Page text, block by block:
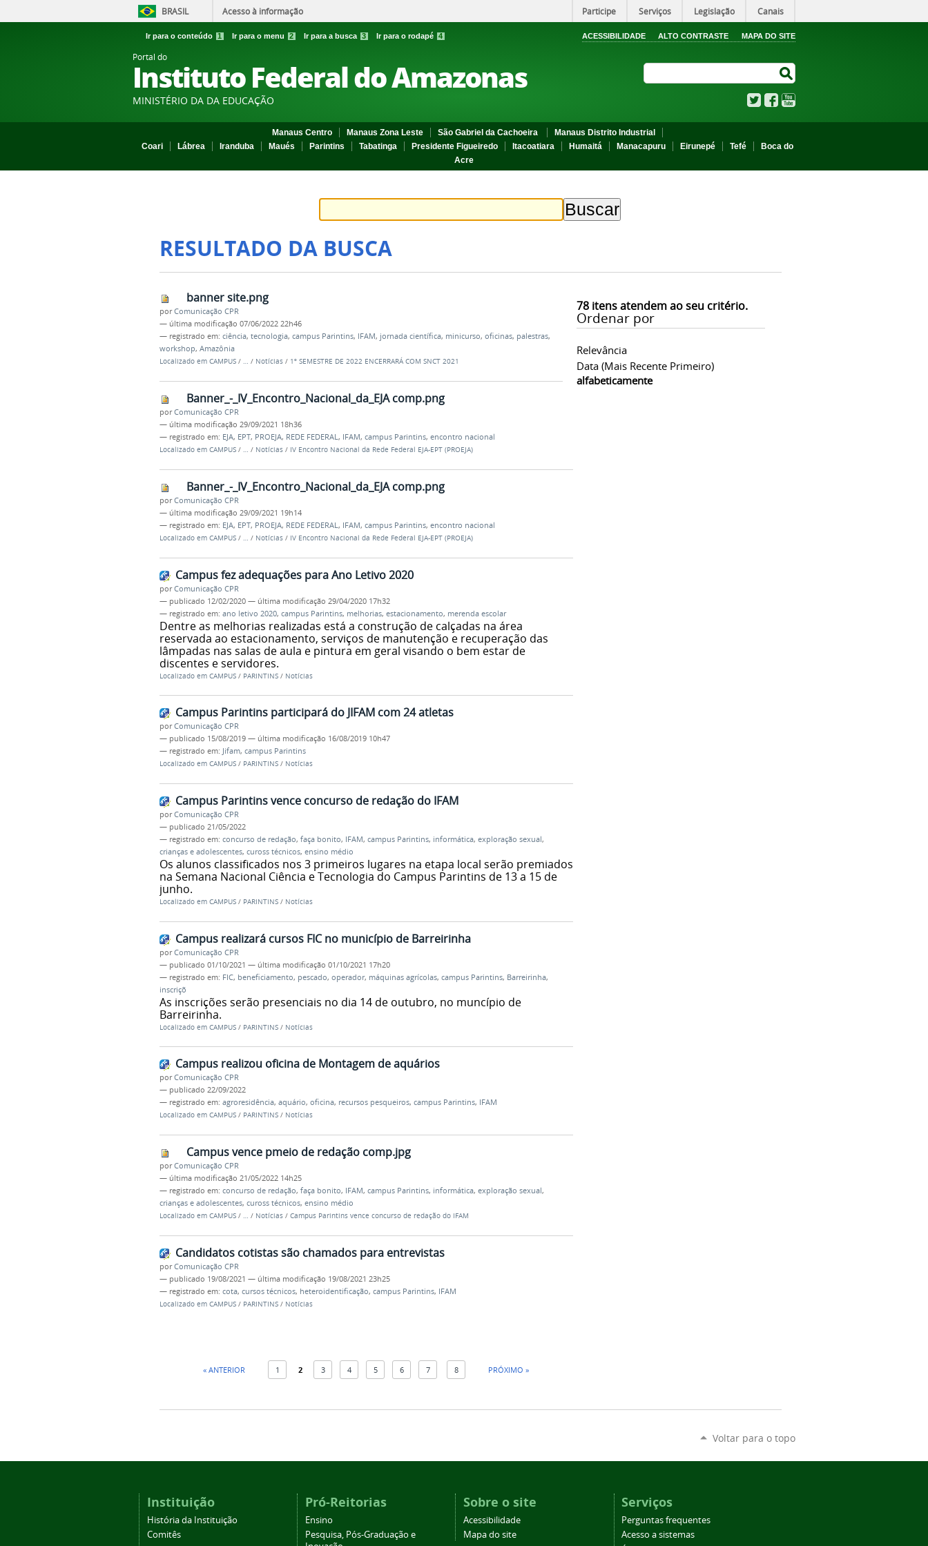
BRASIL Acesso à informação Participe Serviços Legislação Canais
Ir para o conteúdo 1 Ir para o menu 2 Ir para a busca 3 Ir para o rodapé 4 ACESSIBILIDADE ALTO CONTRASTE MAPA DO SITE
Portal do
Instituto Federal do Amazonas
MINISTÉRIO DA DA EDUCAÇÃO TwitterFacebook
Manaus Centro Manaus Zona Leste São Gabriel da Cachoeira
Manaus Distrito Industrial
Coari
Lábrea Iranduba Maués Parintins Tabatinga Presidente Figueiredo Itacoatiara Humaitá Manacapuru Eirunepé Tefé
Boca do
Acre
RESULTADO DA BUSCA
78itens atendem ao seu critério.
Ordenar por
Relevância
Data (mais Recente Primeiro)
alfabeticamente
banner site.png
porComunicação CPR
— última modificação 07/06/2022 22h46
— registrado em: ciência, tecnologia, campus Parintins, IFAM, jornada científica, minicurso, oficinas, palestras,
workshop, Amazônia
Localizado em CAMPUS / … / Notícias / 1º SEMESTRE DE 2022 ENCERRARÁ COM SNCT 2021
Banner_-_IV_Encontro_Nacional_da_EJA comp.png
porComunicação CPR
— última modificação 29/09/2021 18h36
— registrado em: EJA, EPT, PROEJA, REDE FEDERAL, IFAM, campus Parintins, encontro nacional
Localizado em CAMPUS / … / Notícias / IV Encontro Nacional da Rede Federal EJA-EPT (PROEJA)
Banner_-_IV_Encontro_Nacional_da_EJA comp.png
porComunicação CPR
— última modificação 29/09/2021 19h14
— registrado em: EJA, EPT, PROEJA, REDE FEDERAL, IFAM, campus Parintins, encontro nacional
Localizado em CAMPUS / … / Notícias / IV Encontro Nacional da Rede Federal EJA-EPT (PROEJA)
Campus fez adequações para Ano Letivo 2020
porComunicação CPR
— publicado 12/02/2020 — última modificação 29/04/2020 17h32
— registrado em: ano letivo 2020, campus Parintins, melhorias, estacionamento, merenda escolar
Dentre as melhorias realizadas está a construção de calçadas na área
reservada ao estacionamento, serviços de manutenção e recuperação das
lâmpadas nas salas de aula e pintura em geral visando o bem estar de
discentes e servidores.
Localizado em CAMPUS / PARINTINS / Notícias
Campus Parintins participará do JIFAM com 24 atletas
porComunicação CPR
— publicado 15/08/2019 — última modificação 16/08/2019 10h47
— registrado em: Jifam, campus Parintins
Localizado em CAMPUS / PARINTINS / Notícias
Campus Parintins vence concurso de redação do IFAM
porComunicação CPR
— publicado 21/05/2022
— registrado em: concurso de redação, faça bonito, IFAM, campus Parintins, informática, exploração sexual,
crianças e adolescentes, cuross técnicos, ensino médio
Os alunos classificados nos 3 primeiros lugares na etapa local serão premiados
na Semana Nacional Ciência e Tecnologia do Campus Parintins de 13 a 15 de
junho.
Localizado em CAMPUS / PARINTINS / Notícias
Campus realizará cursos FIC no município de Barreirinha
porComunicação CPR
— publicado 01/10/2021 — última modificação 01/10/2021 17h20
— registrado em: FIC, beneficiamento, pescado, operador, máquinas agrícolas, campus Parintins, Barreirinha,
inscriçõ
As inscrições serão presenciais no dia 14 de outubro, no muncípio de
Barreirinha.
Localizado em CAMPUS / PARINTINS / Notícias
Campus realizou oficina de Montagem de aquários
porComunicação CPR
— publicado 22/09/2022
— registrado em: agroresidência, aquário, oficina, recursos pesqueiros, campus Parintins, IFAM
Localizado em CAMPUS / PARINTINS / Notícias
Campus vence pmeio de redação comp.jpg
porComunicação CPR
— última modificação 21/05/2022 14h25
— registrado em: concurso de redação, faça bonito, IFAM, campus Parintins, informática, exploração sexual,
crianças e adolescentes, cuross técnicos, ensino médio
Localizado em CAMPUS / … / Notícias / Campus Parintins vence concurso de redação do IFAM
Candidatos cotistas são chamados para entrevistas
porComunicação CPR
— publicado 19/08/2021 — última modificação 19/08/2021 23h25
— registrado em: cota, cursos técnicos, heteroidentificação, campus Parintins, IFAM
Localizado em CAMPUS / PARINTINS / Notícias
« ANTERIOR 1 2 3 4 5 6 7 8 PRÓXIMO »
Voltar para o topo
Instituição
História da Instituição
Comitês
Pró-Reitorias
Ensino
Pesquisa, Pós-Graduação e
Sobre o site
Acessibilidade
Mapa do site
Serviços
Perguntas frequentes
Acesso a sistemas